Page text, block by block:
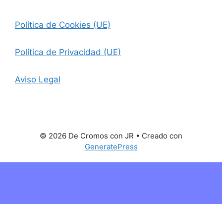
Política de Cookies (UE)
Política de Privacidad (UE)
Aviso Legal
© 2026 De Cromos con JR • Creado con
GeneratePress